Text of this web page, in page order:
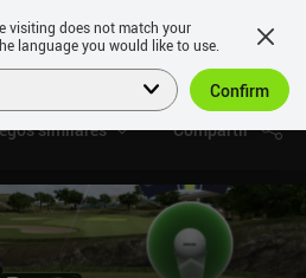
similares Compartir
visiting does not match your
language you would like to use.
Confirm